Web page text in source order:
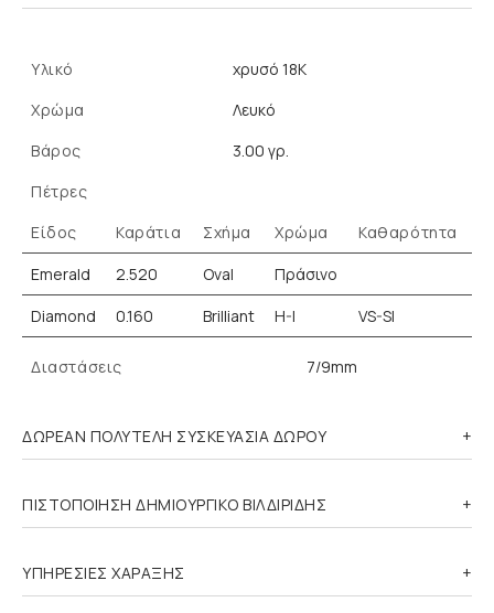
Υλικό
χρυσό 18K
Χρώμα
Λευκό
Βάρος
3.00 γρ.
Πέτρες
Είδος
Καράτια Σχήμα Χρώμα
Καθαρότητα
Emerald
2.520 Oval
Πράσινο
Diamond
0.160 Brilliant H-I VS-SI
Διαστάσεις 7/9mm
ΔΩΡΕΑΝ ΠΟΛΥΤΕΛΗ ΣΥΣΚΕΥΑΣΙΑ ΔΩΡΟΥ
ΠΙΣΤΟΠΟΙΗΣΗ ΔΗΜΙΟΥΡΓΙΚΟ ΒΙΛΔΙΡΙΔΗΣ
ΥΠΗΡΕΣΙΕΣ ΧΑΡΑΞΗΣ